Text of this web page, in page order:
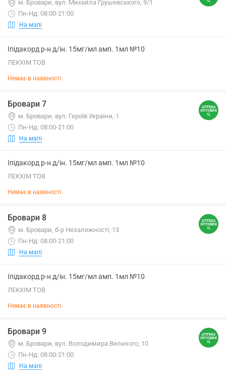
м. Бровари, вул. Михайла Грушевського, 9/1
Пн-Нд: 08:00-21:00
На мапі
Іпідакорд р-н д/ін. 15мг/мл амп. 1мл №10
ЛЕКХІМ ТОВ
Немає в наявності
Бровари 7
м. Бровари, вул. Героїв України, 1
Пн-Нд: 08:00-21:00
На мапі
Іпідакорд р-н д/ін. 15мг/мл амп. 1мл №10
ЛЕКХІМ ТОВ
Немає в наявності
Бровари 8
м. Бровари, б-р Незалежності, 13
Пн-Нд: 08:00-21:00
На мапі
Іпідакорд р-н д/ін. 15мг/мл амп. 1мл №10
ЛЕКХІМ ТОВ
Немає в наявності
Бровари 9
м. Бровари, вул. Володимира Великого, 10
Пн-Нд: 08:00-21:00
На мапі